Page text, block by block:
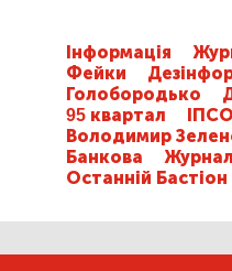
Інформація
Фейки
Голобородько
95 квартал
ІПСО
Володимир
Банкова
Останній Бастіон